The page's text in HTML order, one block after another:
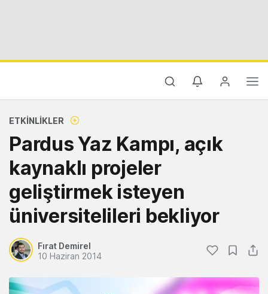
ETKINLIKLER
Pardus Yaz Kampı, açık
kaynaklı projeler
geliştirmek isteyen
üniversitelileri bekliyor
Fırat Demirel
10 Haziran 2014